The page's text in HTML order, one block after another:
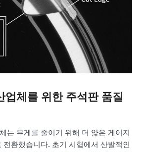
업체를 위한 주석판 품질
는 무게를 줄이기 위해 더 얇은 게이지
전환했습니다. 초기 시험에서 산발적인